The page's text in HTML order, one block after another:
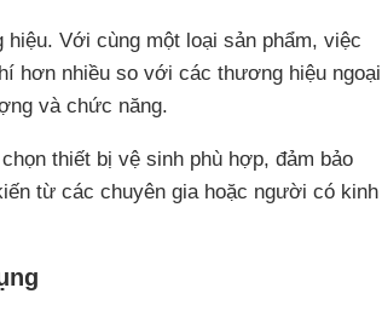
Với cùng một loại sản phẩm, việc
hơn nhiều so với các thương hiệu ngoại
và chức năng.
thiết bị vệ sinh phù hợp, đảm bảo
từ các chuyên gia hoặc người có kinh